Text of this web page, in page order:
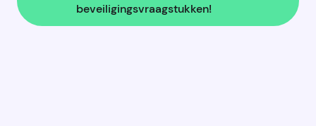
beveiligingsvraagstukken!